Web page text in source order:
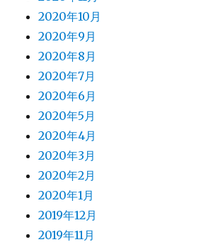
2020年10月
2020年9月
2020年8月
2020年7月
2020年6月
2020年5月
2020年4月
2020年3月
2020年2月
2020年1月
2019年12月
2019年11月